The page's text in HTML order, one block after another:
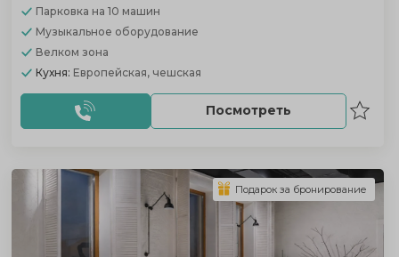
Парковка на 10 машин
Музыкальное оборудование
Велком зона
Кухня: Европейская, чешская
Посмотреть
Подарок за бронирование